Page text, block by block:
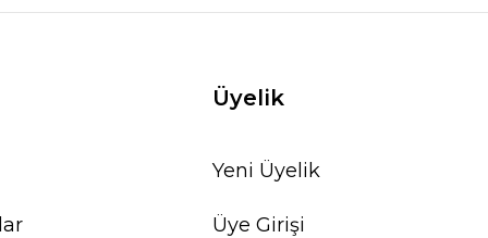
Üyelik
Yeni Üyelik
Üye Girişi